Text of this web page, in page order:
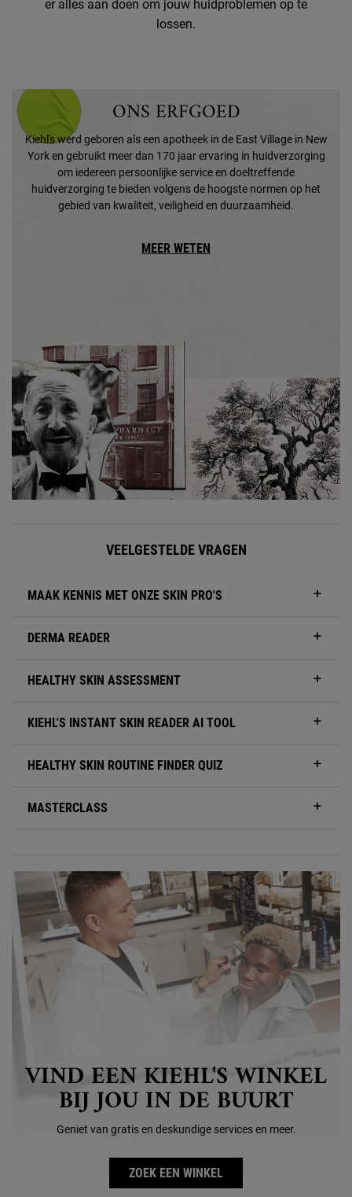
er alles aan doen om jouw huidproblemen op te
lossen.
ONS ERFGOED
Kiehl's werd geboren als een apotheek in de East Village in New
York en gebruikt meer dan 170 jaar ervaring in huidverzorging
om iedereen persoonlijke service en doeltreffende
huidverzorging te bieden volgens de hoogste normen op het
gebied van kwaliteit, veiligheid en duurzaamheid.
MEER WETEN
VEELGESTELDE VRAGEN
MAAK KENNIS MET ONZE SKIN PRO'S
DERMA READER
HEALTHY SKIN ASSESSMENT
KIEHL'S INSTANT SKIN READER AI TOOL
HEALTHY SKIN ROUTINE FINDER QUIZ
MASTERCLASS
VIND EEN KIEHL'S WINKEL
BIJ JOU IN DE BUURT
Geniet van gratis en deskundige services en meer.
ZOEK EEN WINKEL